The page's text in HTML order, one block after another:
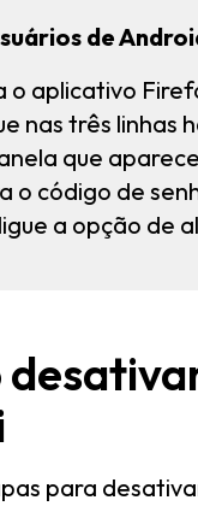
de
o aplicativo
nas três linhas
que
o código de
a opção de
para